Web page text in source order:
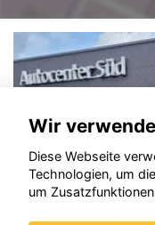
Wir
Diese Webseite
Technologien, um
um